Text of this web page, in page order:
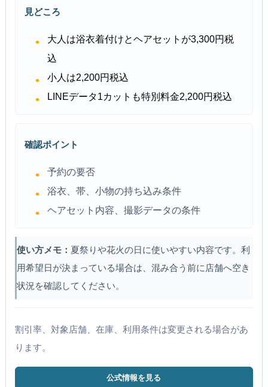
見どころ
大人は浴衣着付けとヘアセットが3,300円税
込
小人は2,200円税込
LINEデータ1カットも特別料金2,200円税込
確認ポイント
予約の要否
浴衣、帯、小物の持ち込み条件
ヘアセット内容、撮影データの条件
使い方メモ： 夏祭りや花火の日に使いやすい内容です。利
用希望日が決まっている場合は、混み合う前に店舗へ空き
状況を確認してください。
割引率、対象店舗、在庫、利用条件は変更される場合があ
ります。
公式情報を見る